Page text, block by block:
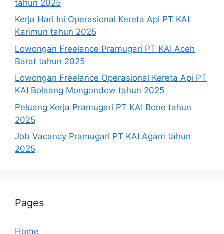
tahun 2025
Kerja Hari Ini Operasional Kereta Api PT KAI
Karimun tahun 2025
Lowongan Freelance Pramugari PT KAI Aceh
Barat tahun 2025
Lowongan Freelance Operasional Kereta Api PT
KAI Bolaang Mongondow tahun 2025
Peluang Kerja Pramugari PT KAI Bone tahun
2025
Job Vacancy Pramugari PT KAI Agam tahun
2025
Pages
Home